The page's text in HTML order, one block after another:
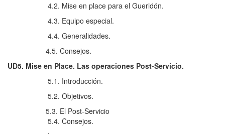
4.2. Mise en place para el Gueridón.
4.3. Equipo especial.
4.4. Generalidades.
4.5. Consejos.
UD5. Mise en Place. Las operaciones Post-Servicio.
5.1. Introducción.
5.2. Objetivos.
5.3. El Post-Servicio
5.4. Consejos.
.